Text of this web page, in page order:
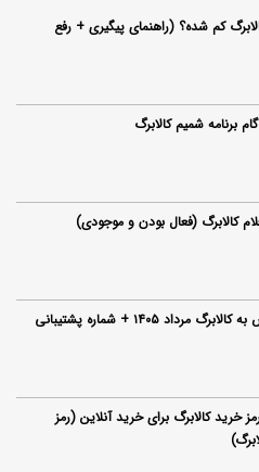
کم شده؟ (راهنمای پیگیری + رفع
برنامه شمیم کالابرگ
کالابرگ (فعال بودن و موجودی)
مرداد ۱۴۰۵ + شماره پشتیبانی
خرید کالابرگ برای خرید آنلاین (رمز